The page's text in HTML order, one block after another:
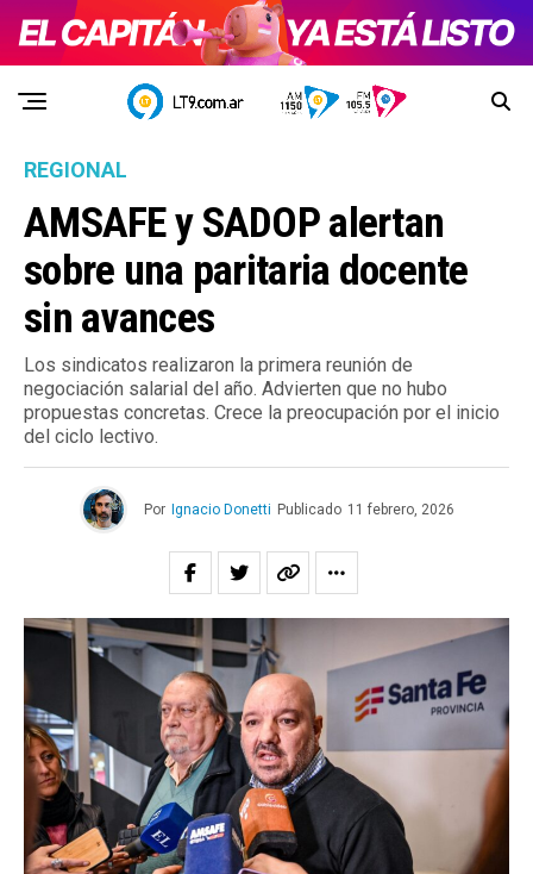
REGIONAL
AMSAFE y SADOP alertan
sobre una paritaria docente
sin avances
Los sindicatos realizaron la primera reunión de
negociación salarial del año. Advierten que no hubo
propuestas concretas. Crece la preocupación por el inicio
del ciclo lectivo.
Por Ignacio Donetti Publicado 11 febrero, 2026